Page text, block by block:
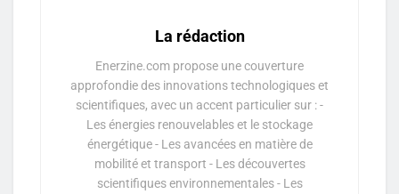
La rédaction
Enerzine.com propose une couverture
approfondie des innovations technologiques et
scientifiques, avec un accent particulier sur : -
Les énergies renouvelables et le stockage
énergétique - Les avancées en matière de
mobilité et transport - Les découvertes
scientifiques environnementales - Les